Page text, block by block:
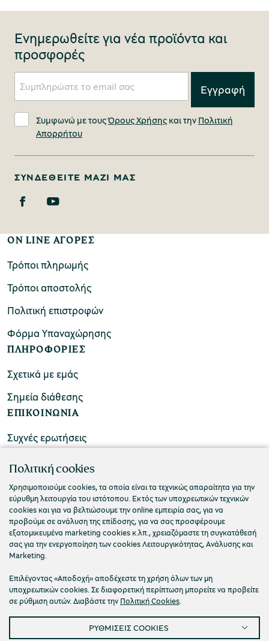
Ενημερωθείτε για νέα προϊόντα και
προσφορές
Συμφωνώ με τουςΌρους Χρήσης και την Πολιτική
Απορρήτου
ΣΥΝΔΕΘΕΊΤΕ ΜΑΖΊ ΜΑΣ
ON LINE ΑΓΟΡΕΣ
Τρόποι πληρωμής
Τρόποι αποστολής
Πολιτική επιστροφών
Φόρμα Υπαναχώρησης
ΠΛΗΡΟΦΟΡΙΕΣ
Σχετικά με εμάς
Σημεία διάθεσης
ΕΠΙΚΟΙΝΩΝΙΑ
Συχνές ερωτήσεις
Επικοινωνήστε μαζί μας
Πολιτική Απορρήτου Όροι Χρήσης
Cookies
Ρυθμίσεις Cookies
Προσβασιμότητα
Πολιτική cookies
Χρησιμοποιούμε cookies, τα οποία είναι τα τεχνικώς απαραίτητα για την
εύρυθμη λειτουργία του ιστότοπου. Εκτός των υποχρεωτικών τεχνικών
cookies και για να βελτιώσουμε την online εμπειρία σας, για να
προβούμε σε ανάλυση της επίδοσης, για να σας προσφέρουμε
εξατομικευμένα marketing cookies κ.λπ., χρειαζόμαστε τη συγκατάθεσή
σας για την ενεργοποίηση των cookies Λειτουργικότητας, Ανάλυσης και
Marketing.
Επιλέγοντας «Αποδοχή» αποδέχεστε τη χρήση όλων των μη
υποχρεωτικών cookies. Σε διαφορετική περίπτωση μπορείτε να προβείτε
σε ρύθμιση αυτών. Διαβάστε την Πολιτική Cookies.
ΡΥΘΜΙΣΕΙΣ COOKIES